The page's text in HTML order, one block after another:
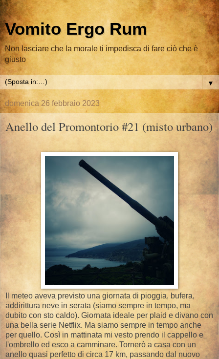
Vomito Ergo Rum
Non lasciare che la morale ti impedisca di fare ciò che è
giusto
▼
domenica 26 febbraio 2023
Anello del Promontorio #21 (misto urbano)
Il meteo aveva previsto una giornata di pioggia, bufera,
addirittura neve in serata (siamo sempre in tempo, ma
dubito con sto caldo). Giornata ideale per plaid e divano con
una bella serie Netflix. Ma siamo sempre in tempo anche
per quello. Così in mattinata mi vesto prendo il cappello e
l'ombrello ed esco a camminare. Tornerò a casa con un
anello quasi perfetto di circa 17 km, passando dal nuovo